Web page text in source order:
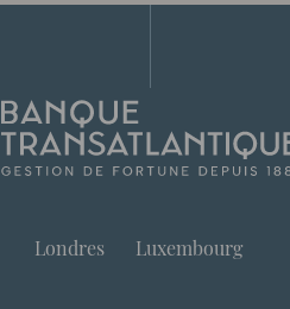
Londres Luxembourg